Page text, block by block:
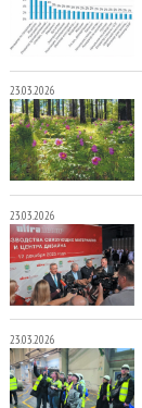
23.03.2026
23.03.2026
23.03.2026